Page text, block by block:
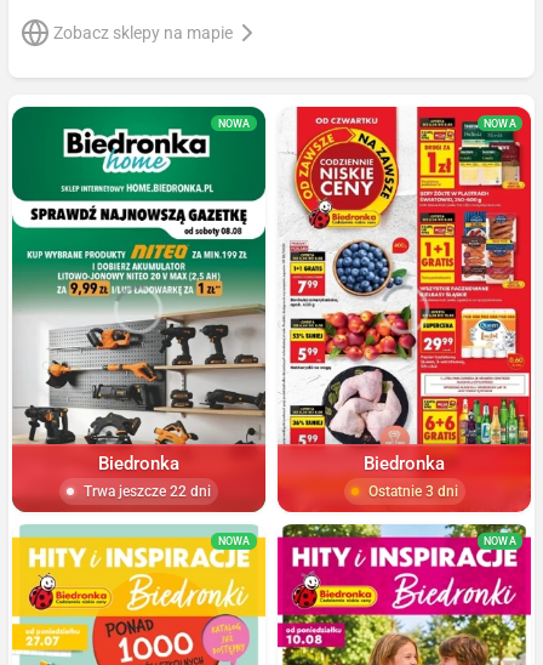
Zobacz sklepy na mapie
NOWA
Biedronka
Trwa jeszcze 22 dni
NOWA
Biedronka
Ostatnie 3 dni
NOWA NOWA